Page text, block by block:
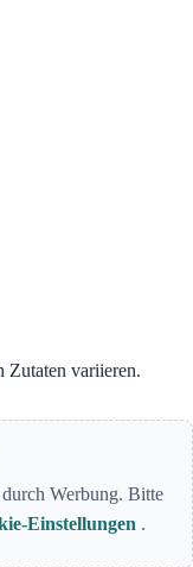
Zutaten variieren.
Werbung. Bitte
Einstellungen .